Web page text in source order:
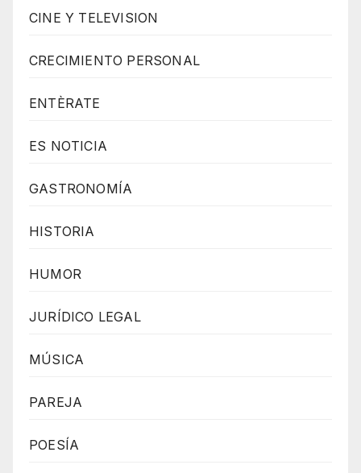
CINE Y TELEVISION
CRECIMIENTO PERSONAL
ENTÈRATE
ES NOTICIA
GASTRONOMÍA
HISTORIA
HUMOR
JURÍDICO LEGAL
MÚSICA
PAREJA
POESÍA